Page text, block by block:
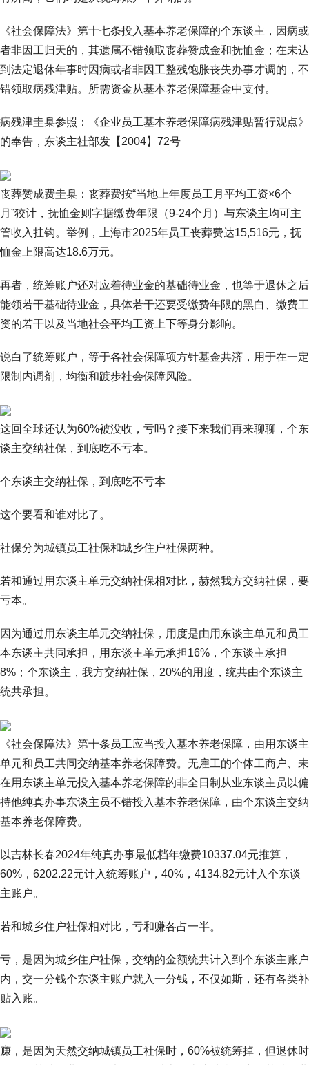
《社会保障法》第十七条投入基本养老保障的个东谈主，因病或
者非因工归天的，其遗属不错领取丧葬赞成金和抚恤金；在未达
到法定退休年事时因病或者非因工整残饱胀丧失办事才调的，不
错领取病残津贴。所需资金从基本养老保障基金中支付。
病残津圭臬参照：《企业员工基本养老保障病残津贴暂行观点》
的奉告，东谈主社部发【2004】72号
丧葬赞成费圭臬：丧葬费按“当地上年度员工月平均工资×6个
月”狡计，抚恤金则字据缴费年限（9-24个月）与东谈主均可主
管收入挂钩。举例，上海市2025年员工丧葬费达15,516元，抚
恤金上限高达18.6万元。
再者，统筹账户还对应着待业金的基础待业金，也等于退休之后
能领若干基础待业金，具体若干还要受缴费年限的黑白、缴费工
资的若干以及当地社会平均工资上下等身分影响。
说白了统筹账户，等于各社会保障项方针基金共济，用于在一定
限制内调剂，均衡和踱步社会保障风险。
这回全球还认为60%被没收，亏吗？接下来我们再来聊聊，个东
谈主交纳社保，到底吃不亏本。
个东谈主交纳社保，到底吃不亏本
这个要看和谁对比了。
社保分为城镇员工社保和城乡住户社保两种。
若和通过用东谈主单元交纳社保相对比，赫然我方交纳社保，要
亏本。
因为通过用东谈主单元交纳社保，用度是由用东谈主单元和员工
本东谈主共同承担，用东谈主单元承担16%，个东谈主承担
8%；个东谈主，我方交纳社保，20%的用度，统共由个东谈主
统共承担。
《社会保障法》第十条员工应当投入基本养老保障，由用东谈主
单元和员工共同交纳基本养老保障费。无雇工的个体工商户、未
在用东谈主单元投入基本养老保障的非全日制从业东谈主员以偏
持他纯真办事东谈主员不错投入基本养老保障，由个东谈主交纳
基本养老保障费。
以吉林长春2024年纯真办事最低档年缴费10337.04元推算，
60%，6202.22元计入统筹账户，40%，4134.82元计入个东谈
主账户。
若和城乡住户社保相对比，亏和赚各占一半。
亏，是因为城乡住户社保，交纳的金额统共计入到个东谈主账户
内，交一分钱个东谈主账户就入一分钱，不仅如斯，还有各类补
贴入账。
赚，是因为天然交纳城镇员工社保时，60%被统筹掉，但退休时